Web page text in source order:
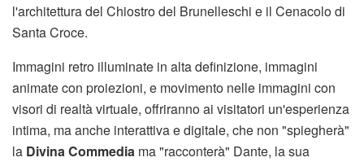
l'architettura del Chiostro del Brunelleschi e il Cenacolo di
Santa Croce.
Immagini retro illuminate in alta definizione, immagini
animate con proiezioni, e movimento nelle immagini con
visori di realtà virtuale, offriranno ai visitatori un'esperienza
intima, ma anche interattiva e digitale, che non "spiegherà"
la Divina Commedia ma "racconterà" Dante, la sua